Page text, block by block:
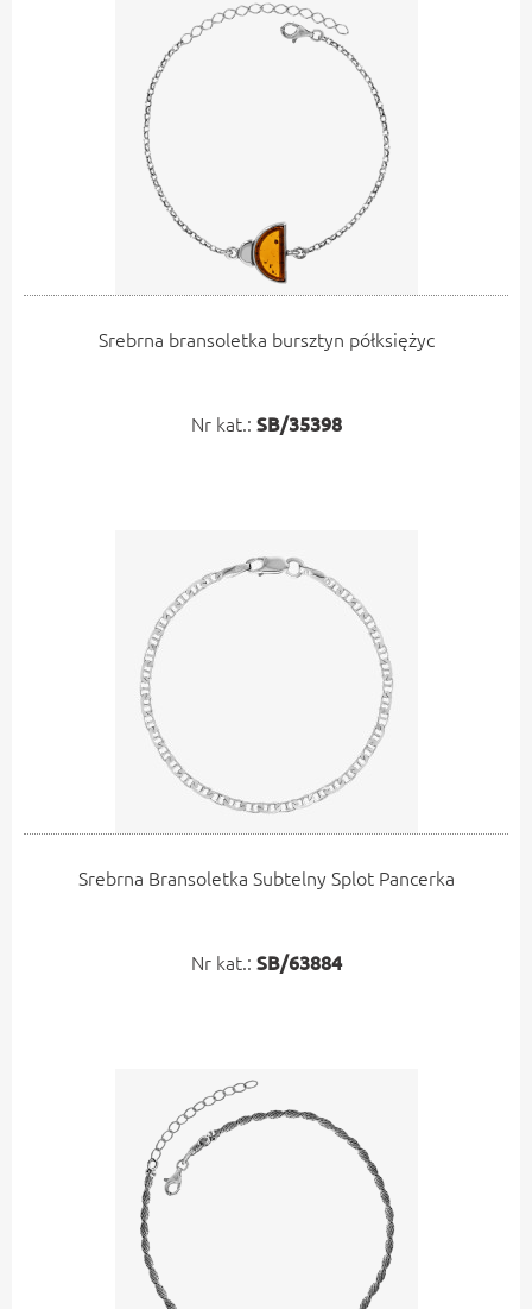
Srebrna bransoletka bursztyn półksiężyc
Nr kat.: SB/35398
Srebrna Bransoletka Subtelny Splot Pancerka
Nr kat.: SB/63884